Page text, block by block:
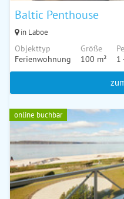
Baltic Penthouse
in Laboe
Objekttyp
Ferienwohnung
Größe
100 m²
1
online buchbar